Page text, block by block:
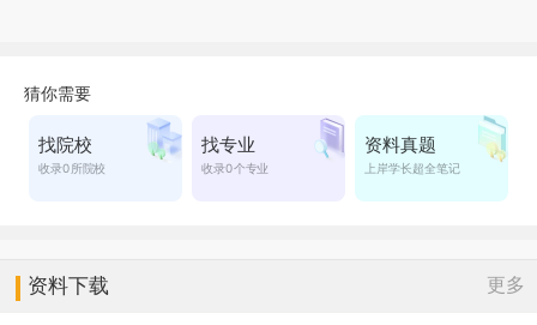
资料下载 更多